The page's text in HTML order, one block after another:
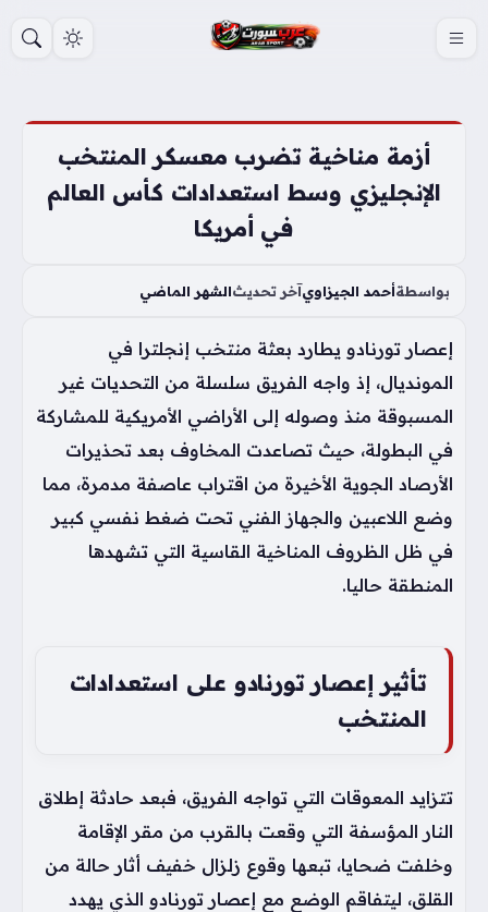
أزمة مناخية تضرب معسكر المنتخب
الإنجليزي وسط استعدادات كأس العالم
في أمريكا
بواسطةأحمد الجيزاويآخر تحديثالشهر الماضي
إعصار تورنادو يطارد بعثة منتخب إنجلترا في
المونديال، إذ واجه الفريق سلسلة من التحديات غير
المسبوقة منذ وصوله إلى الأراضي الأمريكية للمشاركة
في البطولة، حيث تصاعدت المخاوف بعد تحذيرات
الأرصاد الجوية الأخيرة من اقتراب عاصفة مدمرة، مما
وضع اللاعبين والجهاز الفني تحت ضغط نفسي كبير
في ظل الظروف المناخية القاسية التي تشهدها
المنطقة حاليا.
تأثير إعصار تورنادو على استعدادات
المنتخب
تتزايد المعوقات التي تواجه الفريق، فبعد حادثة إطلاق
النار المؤسفة التي وقعت بالقرب من مقر الإقامة
وخلفت ضحايا، تبعها وقوع زلزال خفيف أثار حالة من
القلق، ليتفاقم الوضع مع إعصار تورنادو الذي يهدد